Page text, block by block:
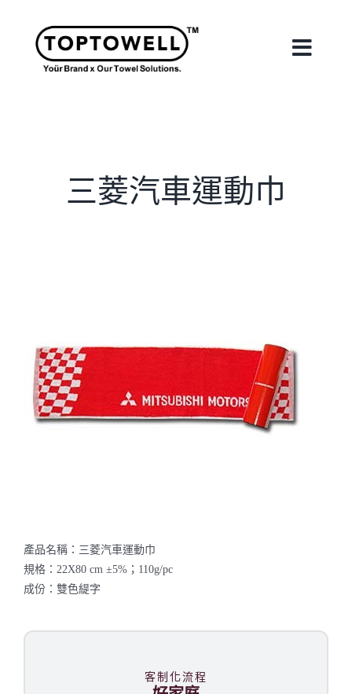
Toggle
關於我們
三菱汽車運動巾
產品名稱：三菱汽車運動巾
規格：22X80 cm ±5%；110g/pc
成份：雙色緹字
客制化流程